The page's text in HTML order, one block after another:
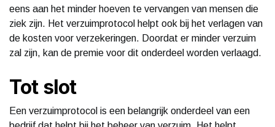
eens aan het minder hoeven te vervangen van mensen die
ziek zijn. Het verzuimprotocol helpt ook bij het verlagen van
de kosten voor verzekeringen. Doordat er minder verzuim
zal zijn, kan de premie voor dit onderdeel worden verlaagd.
Tot slot
Een verzuimprotocol is een belangrijk onderdeel van een